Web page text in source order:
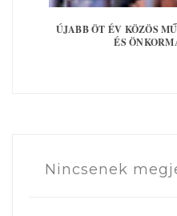
ÚJABB ÖT ÉV KÖZÖS
ÉS
Nincsenek